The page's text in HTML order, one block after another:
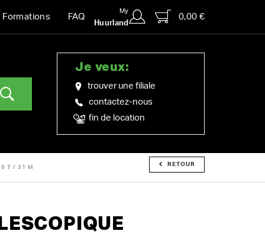
Formations FAQ
My
Huurland
0,00 €
Je veux:
trouver une filiale
contactez-nous
fin de location
6 T / 31 M RETOUR